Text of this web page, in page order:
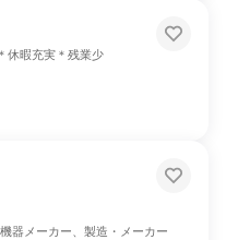
休暇充実＊残業少
器メーカー、製造・メーカー